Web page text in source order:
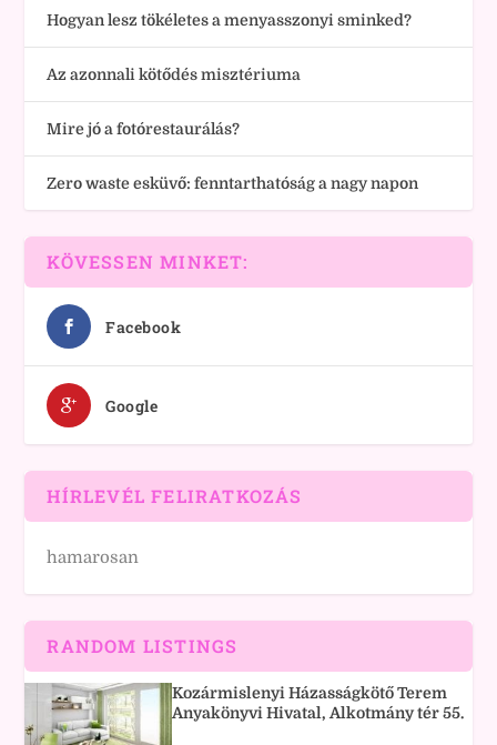
Hogyan lesz tökéletes a menyasszonyi sminked?
Az azonnali kötődés misztériuma
Mire jó a fotórestaurálás?
Zero waste esküvő: fenntarthatóság a nagy napon
KÖVESSEN MINKET:
Facebook
Google
HÍRLEVÉL FELIRATKOZÁS
hamarosan
RANDOM LISTINGS
Kozármislenyi Házasságkötő Terem
Anyakönyvi Hivatal, Alkotmány tér 55.